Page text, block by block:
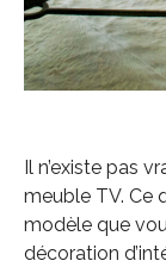
Il n’existe pas
meuble TV. Ce
modèle que
décoration